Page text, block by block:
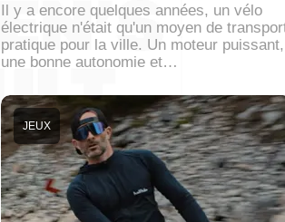
Il y a encore quelques années, un vélo
électrique n'était qu'un moyen de
pratique pour la ville. Un moteur puissant,
une bonne autonomie et…
JEUX